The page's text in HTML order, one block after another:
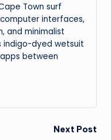
Town surf
interfaces,
and minimalist
indigo-dyed wetsuit
between
Next Post